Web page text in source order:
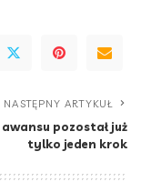
NASTĘPNY ARTYKUŁ
awansu pozostał już
tylko jeden krok